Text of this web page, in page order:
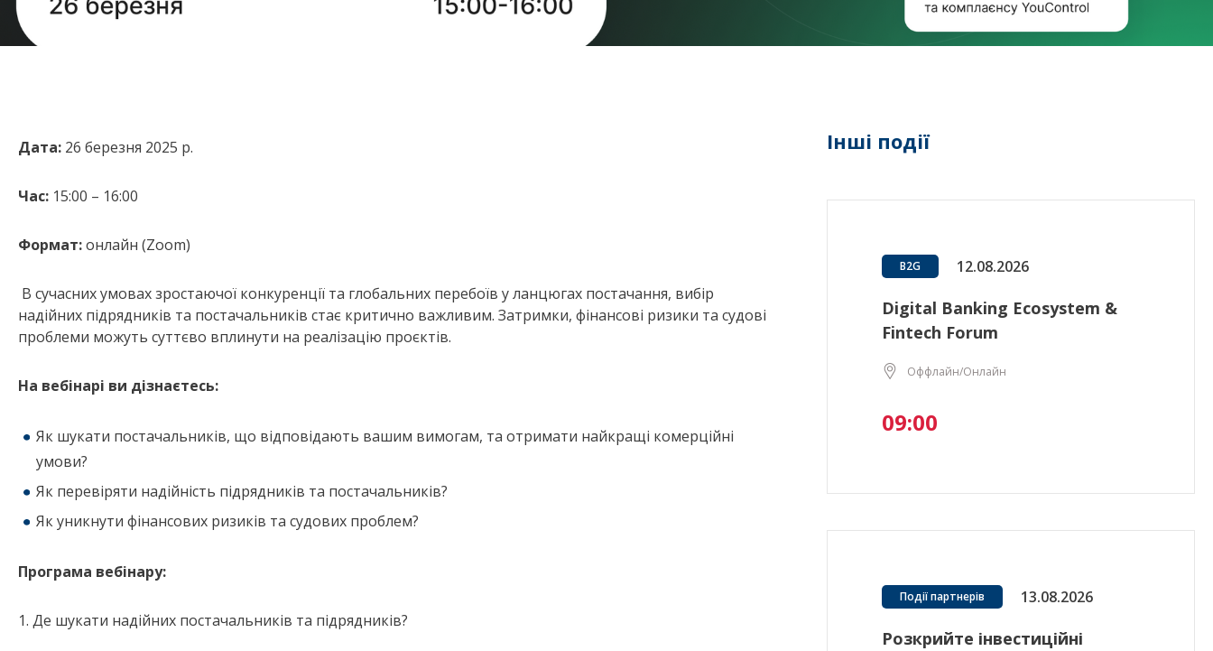
Дата: 26 березня 2025 р.
Час: 15:00 – 16:00
Формат:онлайн (Zoom)
В сучасних умовах зростаючої конкуренції та глобальних перебоїв у ланцюгах постачання, вибір
надійних підрядників та постачальників стає критично важливим. Затримки, фінансові ризики та судові
проблеми можуть суттєво вплинути на реалізацію проєктів.
На вебінарі ви дізнаєтесь:
Як шукати постачальників, що відповідають вашим вимогам, та отримати найкращі комерційні
умови?
Як перевіряти надійність підрядників та постачальників?
Як уникнути фінансових ризиків та судових проблем?
Програма вебінару:
1. Де шукати надійних постачальників та підрядників?
Інші події
B2G 12.08.2026
Digital Banking Ecosystem &
Fintech Forum
Оффлайн/Онлайн
09:00
Події партнерів 13.08.2026
Розкрийте інвестиційні